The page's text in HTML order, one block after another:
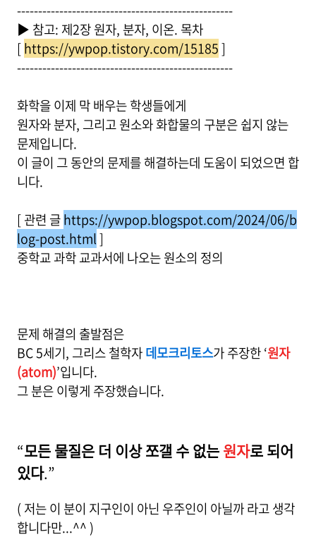
---------------------------------------------------
▶ 참고: 제2장 원자, 분자, 이온. 목차
[https://ywpop.tistory.com/15185]
---------------------------------------------------
화학을 이제 막 배우는 학생들에게
원자와 분자, 그리고 원소와 화합물의 구분은 쉽지 않는
문제입니다.
이 글이 그 동안의 문제를 해결하는데 도움이 되었으면 합
니다.
[ 관련 글https://ywpop.blogspot.com/2024/06/b
log-post.html]
중학교 과학 교과서에 나오는 원소의 정의
문제 해결의 출발점은
BC 5세기, 그리스 철학자데모크리토스가 주장한 ‘원자
(atom)’입니다.
그 분은 이렇게 주장했습니다.
“모든 물질은 더 이상 쪼갤 수 없는원자로 되어
있다.”
( 저는 이 분이 지구인이 아닌 우주인이 아닐까 라고 생각
합니다만...^^ )